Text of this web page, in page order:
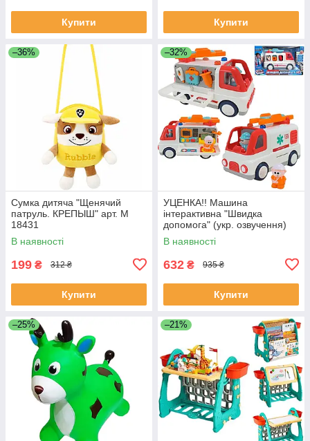
Купити Купити
–36%
Сумка дитяча "Щенячий
патруль. КРЕПЫШ" арт. M
18431
В наявності
199 ₴ 312 ₴
Купити
–32%
УЦЕНКА!! Машина
інтерактивна "Швидка
допомога" (укр. озвучення)
арт. 46349
В наявності
632 ₴ 935 ₴
Купити
–25% –21%